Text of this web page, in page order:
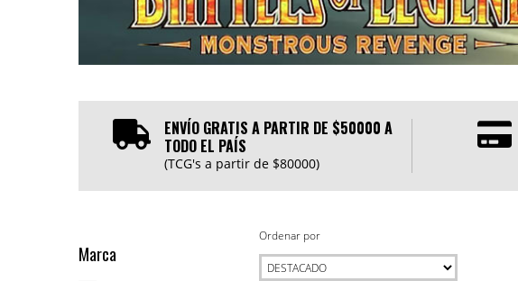
ENVÍO GRATIS A PARTIR DE $50000 A
TODO EL PAÍS
(TCG's a partir de $80000)
Marca
Ordenar por